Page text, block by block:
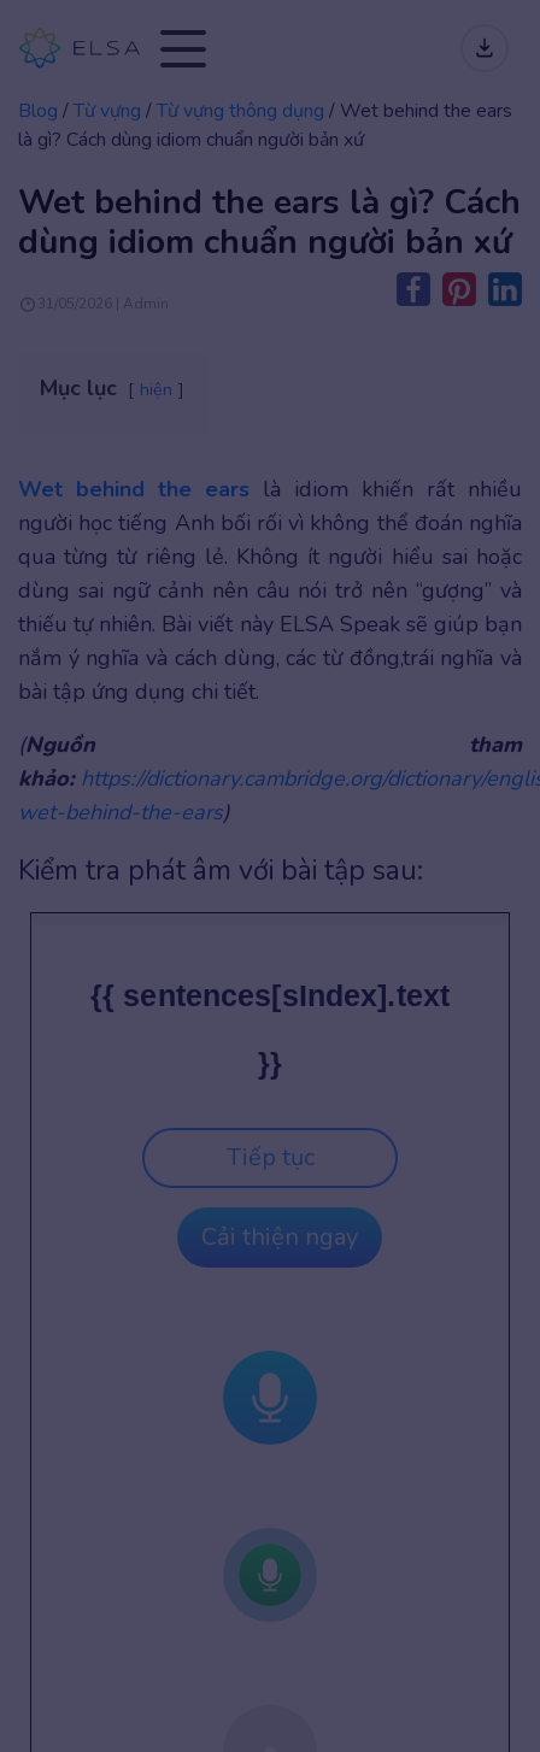
Blog /Từ vựng /Từ vựng thông dụng / Wet behind the ears
là gì? Cách dùng idiom chuẩn người bản xứ
Wet behind the ears là gì? Cách
dùng idiom chuẩn người bản xứ
31/05/2026 | Admin
Mục lục hiện
Wet behind the ears là idiom khiến rất nhiều
người học tiếng Anh bối rối vì không thể đoán nghĩa
qua từng từ riêng lẻ. Không ít người hiểu sai hoặc
dùng sai ngữ cảnh nên câu nói trở nên “gượng” và
thiếu tự nhiên. Bài viết này ELSA Speak sẽ giúp bạn
nắm ý nghĩa và cách dùng, các từ đồng,trái nghĩa và
bài tập ứng dụng chi tiết.
(Nguồn tham
khảo: https://dictionary.cambridge.org/dictionary/
wet-behind-the-ears)
Kiểm tra phát âm với bài tập sau:
{{ sentences[sIndex].text
}}
Tiếp tục
Cải thiện ngay